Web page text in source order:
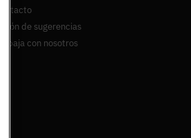
Contacto
Buzón de sugerencias
Trabaja con nosotros